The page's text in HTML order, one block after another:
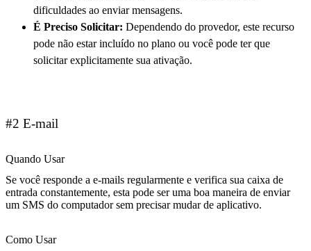
dificuldades ao enviar mensagens.
É Preciso Solicitar: Dependendo do provedor, este recurso
pode não estar incluído no plano ou você pode ter que
solicitar explicitamente sua ativação.
#2 E-mail
Quando Usar
Se você responde a e-mails regularmente e verifica sua caixa de
entrada constantemente, esta pode ser uma boa maneira de enviar
um SMS do computador sem precisar mudar de aplicativo.
Como Usar